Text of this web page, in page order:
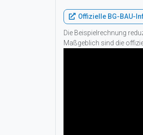
Offizielle BG-BAU-
Die Beispielrechnung
Maßgeblich sind die